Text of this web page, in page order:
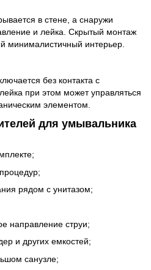
в стене, а снаружи
и лейка. Скрытый монтаж
минималистичный интерьер.
без контакта с
при этом может управляться
элементом.
для умывальника
рядом с унитазом;
направление струи;
и других емкостей;
санузле;